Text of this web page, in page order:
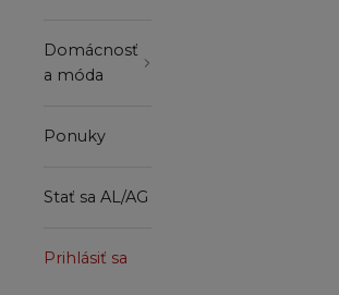
Domácnosť
a móda
Ponuky
Stať sa AL/AG
Prihlásiť sa